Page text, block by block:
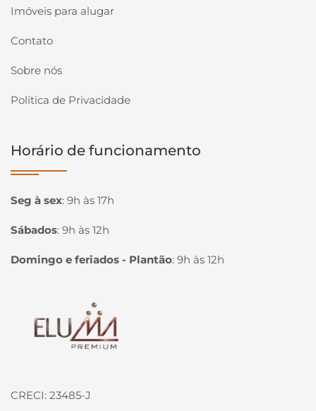
Imóveis para alugar
Contato
Sobre nós
Política de Privacidade
Horário de funcionamento
Seg à sex: 9h às 17h
Sábados: 9h às 12h
Domingo e feriados - Plantão: 9h às 12h
Página inicial
CRECI: 23485-J